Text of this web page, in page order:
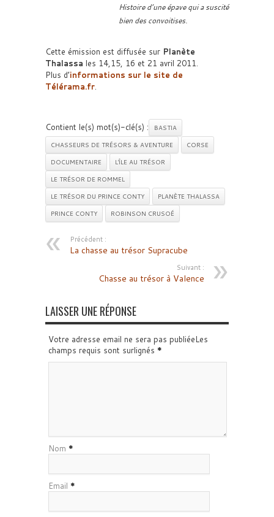
Histoire d’une épave qui a suscité
bien des convoitises.
Cette émission est diffusée sur Planète
Thalassa les 14,15, 16 et 21 avril 2011.
Plus d’informations sur le site de
Télérama.fr.
Contient le(s) mot(s)-clé(s) :
BASTIA
CHASSEURS DE TRÉSORS & AVENTURE
CORSE
DOCUMENTAIRE
L'ÎLE AU TRÉSOR
LE TRÉSOR DE ROMMEL
LE TRÉSOR DU PRINCE CONTY
PLANÈTE THALASSA
PRINCE CONTY
ROBINSON CRUSOÉ
Précédent :
La chasse au trésor Supracube
Suivant :
Chasse au trésor à Valence
LAISSER UNE RÉPONSE
Votre adresse email ne sera pas publiéeLes
champs requis sont surlignés *
Nom *
Email *